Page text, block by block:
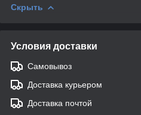
Скрыть
Условия доставки
Самовывоз
Доставка курьером
Доставка почтой